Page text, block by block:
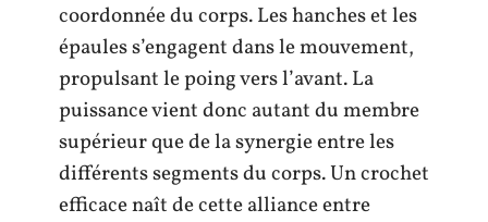
coordonnée du corps. Les hanches et les
épaules s’engagent dans le mouvement,
propulsant le poing vers l’avant. La
puissance vient donc autant du membre
supérieur que de la synergie entre les
différents segments du corps. Un crochet
efficace naît de cette alliance entre